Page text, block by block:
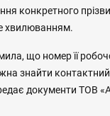
конкретного
хвилюванням.
що номер її
знайти
документи ТОВ